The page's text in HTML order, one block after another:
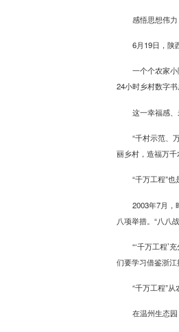
感悟思想伟
6月19日，陕
一个个农家
24小时乡村数字
这一幸福感
“千村示范、
丽乡村，造福万千
“千万工程”也
2003年7月，
八项举措。“八八
“‘千万工程’
们要学习借鉴浙江
“千万工程”从
在温州生态